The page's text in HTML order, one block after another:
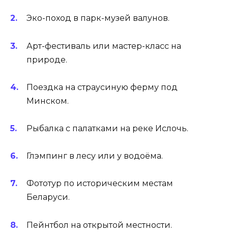
Эко-поход в парк-музей валунов.
Арт-фестиваль или мастер-класс на
природе.
Поездка на страусиную ферму под
Минском.
Рыбалка с палатками на реке Ислочь.
Глэмпинг в лесу или у водоёма.
Фототур по историческим местам
Беларуси.
Пейнтбол на открытой местности.